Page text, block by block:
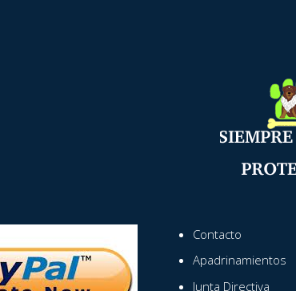
Contacto
Apadrinamientos
Junta Directiva